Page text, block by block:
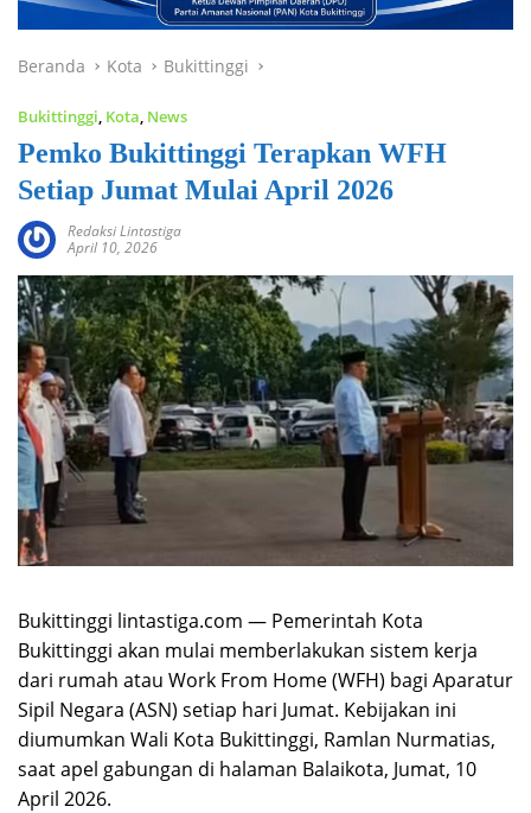
Beranda Kota Bukittinggi
Bukittinggi Kota News
Pemko Bukittinggi Terapkan WFH
Setiap Jumat Mulai April 2026
Redaksi Lintastiga
April 10, 2026
Bukittinggi lintastiga.com — Pemerintah Kota
Bukittinggi akan mulai memberlakukan sistem kerja
dari rumah atau Work From Home (WFH) bagi Aparatur
Sipil Negara (ASN) setiap hari Jumat. Kebijakan ini
diumumkan Wali Kota Bukittinggi, Ramlan Nurmatias,
saat apel gabungan di halaman Balaikota, Jumat, 10
April 2026.